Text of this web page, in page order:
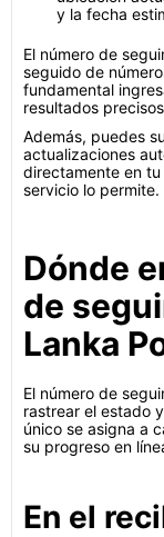
y la fecha
El número de
seguido de
fundamental
resultados
Además, puedes
actualizaciones
directamente en
servicio lo permite.
Dónde
de
Lanka
El número de
rastrear el estado
único se asigna a
su progreso en
En el